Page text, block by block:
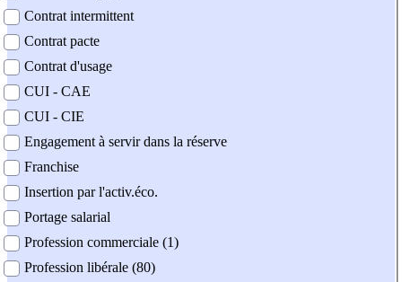
Contrat intermittent
Contrat pacte
Contrat d'usage
CUI - CAE
CUI - CIE
Engagement à servir dans la réserve
Franchise
Insertion par l'activ.éco.
Portage salarial
Profession commerciale (1)
Profession libérale (80)